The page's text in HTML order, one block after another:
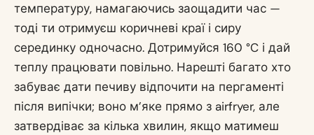
температуру, намагаючись заощадити час —
тоді ти отримуєш коричневі краї і сиру
серединку одночасно. Дотримуйся 160 °C і дай
теплу працювати повільно. Нарешті багато хто
забуває дати печиву відпочити на пергаменті
після випічки; воно м’яке прямо з airfryer, але
затвердіває за кілька хвилин, якщо матимеш